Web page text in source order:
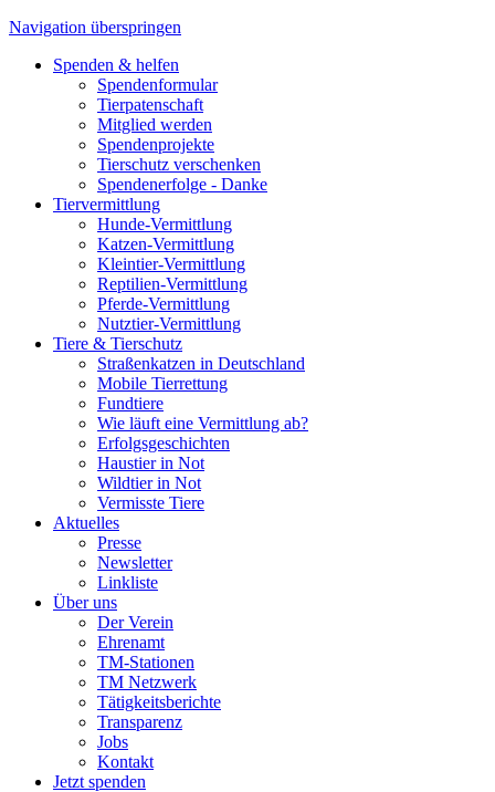
Navigation überspringen
Spenden & helfen
Spendenformular
Tierpatenschaft
Mitglied werden
Spendenprojekte
Tierschutz verschenken
Spendenerfolge - Danke
Tiervermittlung
Hunde-Vermittlung
Katzen-Vermittlung
Kleintier-Vermittlung
Reptilien-Vermittlung
Pferde-Vermittlung
Nutztier-Vermittlung
Tiere & Tierschutz
Straßenkatzen in Deutschland
Mobile Tierrettung
Fundtiere
Wie läuft eine Vermittlung ab?
Erfolgsgeschichten
Haustier in Not
Wildtier in Not
Vermisste Tiere
Aktuelles
Presse
Newsletter
Linkliste
Über uns
Der Verein
Ehrenamt
TM-Stationen
TM Netzwerk
Tätigkeitsberichte
Transparenz
Jobs
Kontakt
Jetzt spenden